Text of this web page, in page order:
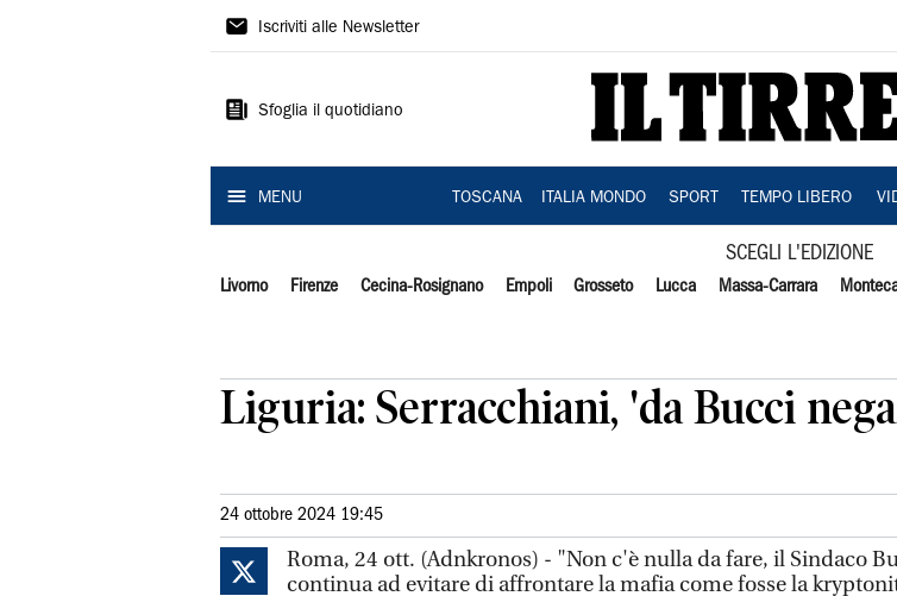
Il
Iscriviti alle Newsletter
Sfoglia il quotidiano
MENU TOSCANA ITALIA MONDO SPORT TEMPO LIBERO
SCEGLI L'EDIZIONE
Livorno Firenze Cecina-Rosignano Empoli Grosseto Lucca Massa-Carrara
Liguria: Serracchiani, 'da Bucci
24 ottobre 2024 19:45
Roma, 24 ott. (Adnkronos) - "Non c'è nulla da fare, il Sindaco
continua ad evitare di affrontare la mafia come fosse la